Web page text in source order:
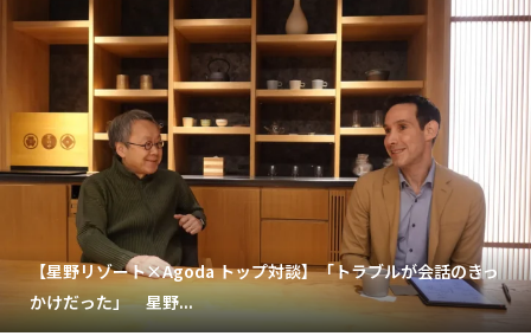
【星野リゾート×Agoda トップ対談】「トラブルが会話のきっ
かけだった」 星野...